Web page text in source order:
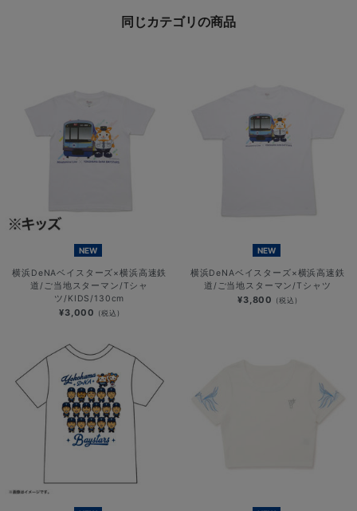
同じカテゴリの商品
NEW
横浜DeNAベイスターズ×横浜高速鉄
道/ご当地スターマン/Tシャ
ツ/KIDS/130cm
¥3,000 (税込)
NEW
横浜DeNAベイスターズ×横浜高速鉄
道/ご当地スターマン/Tシャツ
¥3,800 (税込)